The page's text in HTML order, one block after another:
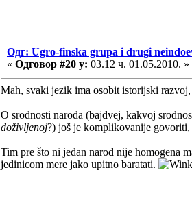
Одг: Ugro-finska grupa i drugi
« Одговор #20 у: 03.12 ч. 01.05.2010. »
Mah, svaki jezik ima osobit istorijski
O srodnosti naroda (bajdvej, kakvoj
doživljenoj?) još je komplikovanije
Tim pre što ni jedan narod nije homogena
jedinicom mere jako upitno baratati.